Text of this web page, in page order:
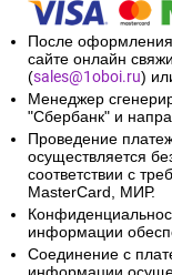
После оформления
сайте онлайн
(sales@1oboi.ru)
Менеджер
"Сбербанк" и
Проведение
осуществляется
соответствии с
MasterCard, МИР.
информации
Соединение с